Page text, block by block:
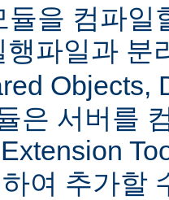
듈을 컴파일
행파일과 분
Objects,
은 서버를
여 추가할